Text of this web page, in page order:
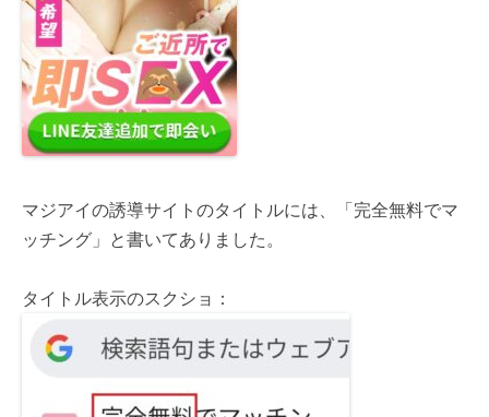
マジアイの誘導サイトのタイトルには、「完全無料でマ
ッチング」と書いてありました。
タイトル表示のスクショ：